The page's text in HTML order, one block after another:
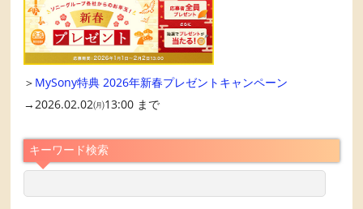
＞ MySony特典 2026年新春プレゼントキャンペーン
→2026.02.02㈪13:00 まで
キーワード検索